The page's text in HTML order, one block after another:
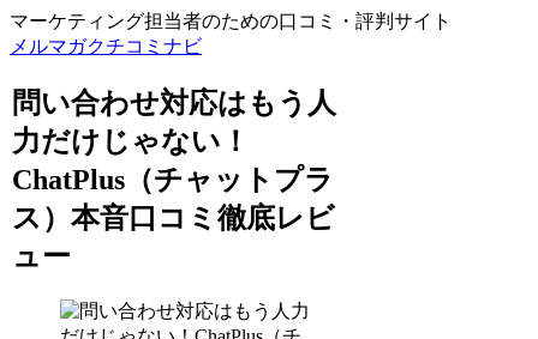
マーケティング担当者のための口コミ・評判サイト
メルマガクチコミナビ
問い合わせ対応はもう人
力だけじゃない！
ChatPlus（チャットプラ
ス）本音口コミ徹底レビ
ュー